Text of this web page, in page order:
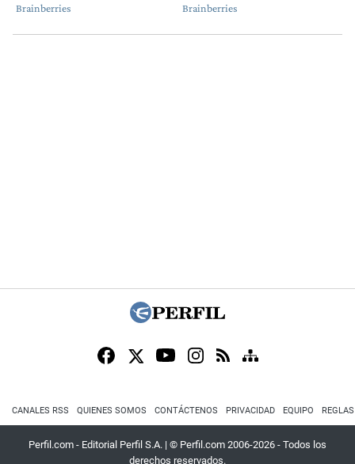
CANALES RSS QUIENES SOMOS CONTÁCTENOS PRIVACIDAD EQUIPO
Perfil.com - Editorial Perfil S.A. | © Perfil.com 2006-2026 - Todos los
derechos reservados.